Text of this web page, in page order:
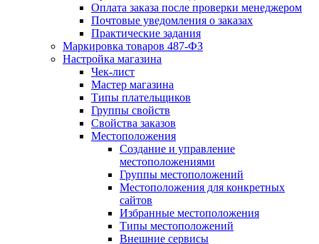
Оплата заказа после проверки менеджером
Почтовые уведомления о заказах
Практические задания
Маркировка товаров 487-ФЗ
Настройка магазина
Чек-лист
Мастер магазина
Типы плательщиков
Группы свойств
Свойства заказов
Местоположения
Создание и управление
местоположениями
Группы местоположений
Местоположения для конкретных
сайтов
Избранные местоположения
Типы местоположений
Внешние сервисы